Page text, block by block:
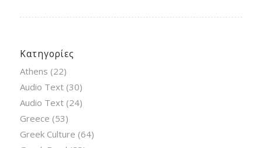
Κατηγορίες
Athens (22)
Audio Text(30)
Audio Text(24)
Greece (53)
Greek Culture (64)